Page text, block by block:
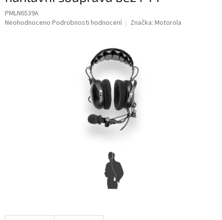
PMLN6539A
Průměrné
Neohodnoceno Podrobnosti hodnocení Značka: Motorola